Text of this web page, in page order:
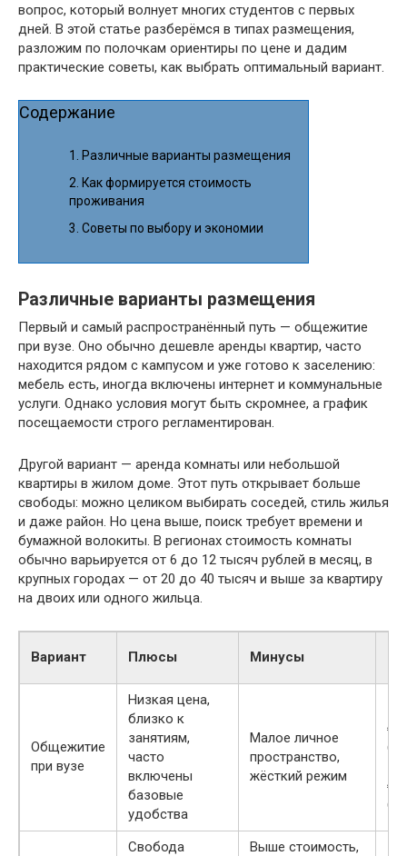
вопрос, который волнует многих студентов с первых
дней. В этой статье разберёмся в типах размещения,
разложим по полочкам ориентиры по цене и дадим
практические советы, как выбрать оптимальный вариант.
Содержание
Различные варианты размещения
Как формируется стоимость
проживания
Советы по выбору и экономии
Различные варианты размещения
Первый и самый распространённый путь — общежитие
при вузе. Оно обычно дешевле аренды квартир, часто
находится рядом с кампусом и уже готово к заселению:
мебель есть, иногда включены интернет и коммунальные
услуги. Однако условия могут быть скромнее, а график
посещаемости строго регламентирован.
Другой вариант — аренда комнаты или небольшой
квартиры в жилом доме. Этот путь открывает больше
свободы: можно целиком выбирать соседей, стиль жилья
и даже район. Но цена выше, поиск требует времени и
бумажной волокиты. В регионах стоимость комнаты
обычно варьируется от 6 до 12 тысяч рублей в месяц, в
крупных городах — от 20 до 40 тысяч и выше за квартиру
на двоих или одного жильца.
Вариант Плюсы Минусы
Общежитие
при вузе
Низкая цена,
близко к
занятиям,
часто
включены
базовые
удобства
Малое личное
пространство,
жёсткий режим
₽/
₽/
Свобода
Выше стоимость,